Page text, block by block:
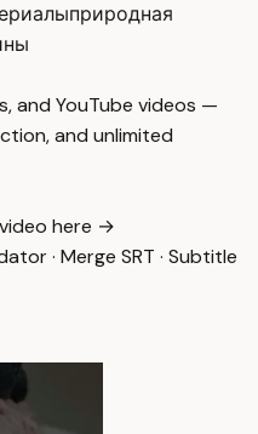
природная
and YouTube videos —
and unlimited
here →
· Merge SRT · Subtitle